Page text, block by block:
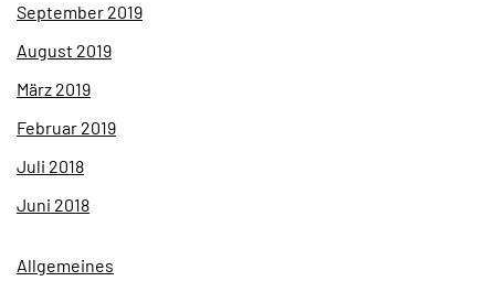
September 2019
August 2019
März 2019
Februar 2019
Juli 2018
Juni 2018
Allgemeines